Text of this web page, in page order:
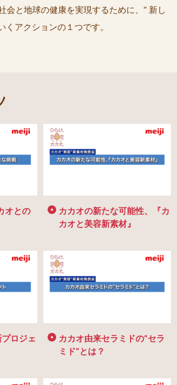
会と地球の健康を実現するために、“ 新し
くアクションの１つです。
オとの
カカオの新たな可能性、『カ
カオと美容新素材』
ロジェ
カカオ由来セラミドの”セラ
ミド”とは？